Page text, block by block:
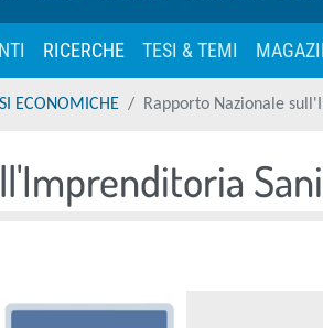
RICERCHE TESI & TEMI
ECONOMICHE Rapporto Nazionale